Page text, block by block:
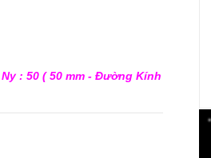
: 50 ( 50 mm - Đường Kính